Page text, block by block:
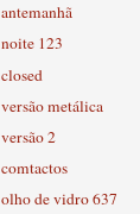
antemanhã
noite 123
closed
versão metálica
versão 2
comtactos
olho de vidro 637